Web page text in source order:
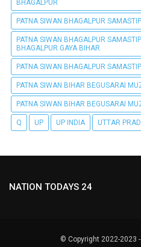
BHAGALPUR
PATNA SIWAN BHAGALPUR
PATNA SIWAN BHAGALPUR
BHAGALPUR GAYA BIHAR
PATNA SIWAN BHAGALPUR
PATNA SIWAN BIHAR BEGUSARAI
PATNA SIWAN BIHAR BEGUSARAI
Q UP UP INDIA UTTAR
NATION TODAYS 24
© Copyright 2022-2023 -